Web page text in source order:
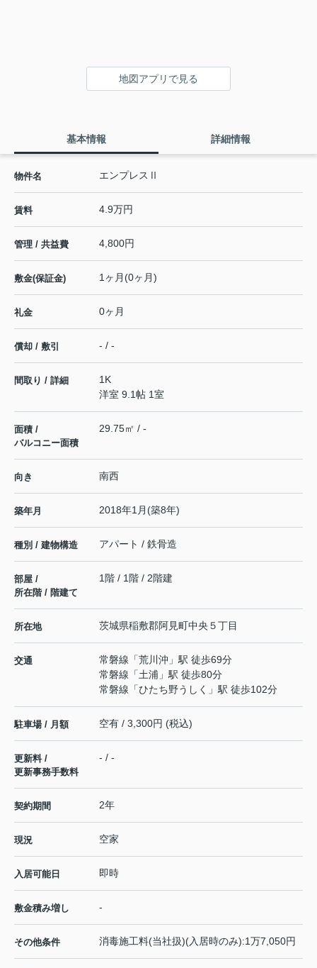
地図アプリで見る
基本情報 詳細情報
物件名 エンプレスⅡ
賃料 4.9万円
管理 / 共益費 4,800円
敷金(保証金) 1ヶ月(0ヶ月)
礼金 0ヶ月
償却 / 敷引 - / -
間取り / 詳細
1K
洋室 9.1帖 1室
面積 /
バルコニー面積
29.75㎡ / -
向き 南西
築年月 2018年1月(築8年)
種別 / 建物構造 アパート / 鉄骨造
部屋 /
所在階 / 階建て
1階 / 1階 / 2階建
所在地 茨城県稲敷郡阿見町中央 ５丁目
交通 常磐線 「荒川沖 」駅 徒歩69分
常磐線 「土浦 」駅 徒歩80分
常磐線 「ひたち野うしく 」駅 徒歩102分
駐車場 / 月額 空有 / 3,300円 (税込)
更新料 /
更新事務手数料
- / -
契約期間 2年
現況 空家
入居可能日 即時
敷金積み増し -
その他条件 消毒施工料(当社扱)(入居時のみ):1万7,050円